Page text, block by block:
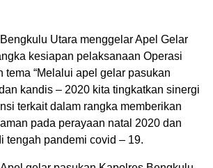
Utara menggelar Apel Gelar
kesiapan pelaksanaan Operasi
tema “Melalui apel gelar pasukan
kandis – 2020 kita tingkatkan sinergi
terkait dalam rangka memberikan
pada perayaan natal 2020 dan
tengah pandemi covid – 19.